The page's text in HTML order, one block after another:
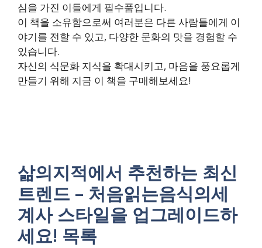
심을 가진 이들에게 필수품입니다.
이 책을 소유함으로써 여러분은 다른 사람들에게 이
야기를 전할 수 있고, 다양한 문화의 맛을 경험할 수
있습니다.
자신의 식문화 지식을 확대시키고, 마음을 풍요롭게
만들기 위해 지금 이 책을 구매해보세요!
삶의지적에서 추천하는 최신
트렌드 – 처음읽는음식의세
계사 스타일을 업그레이드하
세요! 목록